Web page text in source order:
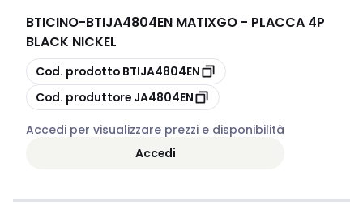
BTICINO-BTIJA4804EN MATIXGO - PLACCA 4P
BLACK NICKEL
copia
Cod. prodotto BTIJA4804EN
copia
Cod. produttore JA4804EN
Accedi per visualizzare prezzi e disponibilità
Accedi